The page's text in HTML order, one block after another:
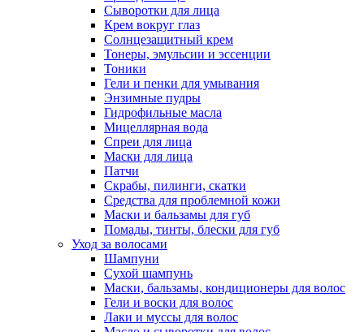
Сыворотки для лица
Крем вокруг глаз
Солнцезащитный крем
Тонеры, эмульсии и эссенции
Тоники
Гели и пенки для умывания
Энзимные пудры
Гидрофильные масла
Мицеллярная вода
Спреи для лица
Маски для лица
Патчи
Скрабы, пилинги, скатки
Средства для проблемной кожи
Маски и бальзамы для губ
Помады, тинты, блески для губ
Уход за волосами
Шампуни
Сухой шампунь
Маски, бальзамы, кондиционеры для волос
Гели и воски для волос
Лаки и муссы для волос